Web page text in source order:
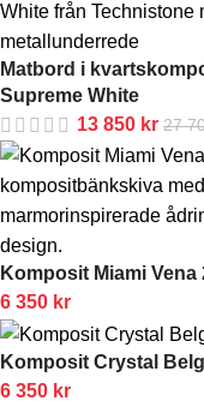
Matbord i
Supreme White
13 850 kr 27
Komposit Miami Vena
6 350 kr
Komposit Crystal
6 350 kr